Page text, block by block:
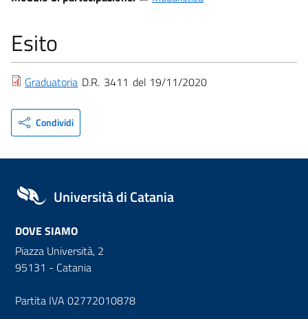
Esito
Graduatoria D.R. 3411 19/11/2020
Condividi
Università di Catania
DOVE SIAMO
Piazza Università, 2
95131 - Catania
Partita IVA 02772010878